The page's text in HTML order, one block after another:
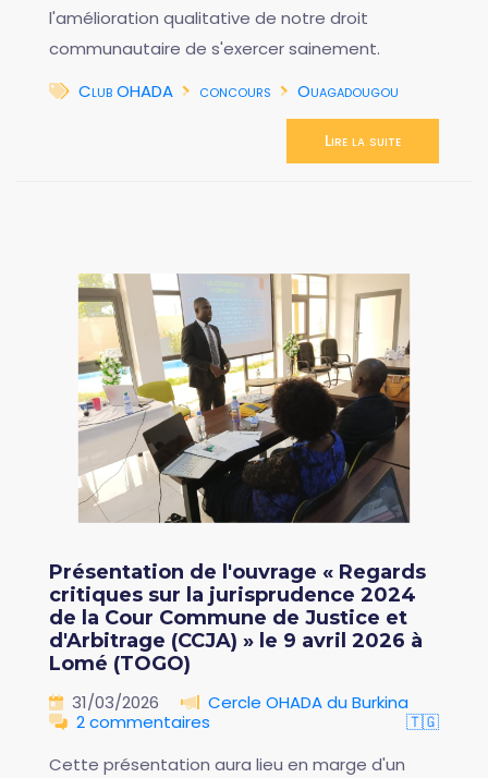
l'amélioration qualitative de notre droit
communautaire de s'exercer sainement.
Club OHADA
concours Ouagadougou
Lire la suite
Présentation de l'ouvrage « Regards
critiques sur la jurisprudence 2024
de la Cour Commune de Justice et
d'Arbitrage (CCJA) » le 9 avril 2026 à
Lomé (TOGO)
31/03/2026
Cercle OHADA du Burkina
2 commentaires
🇹🇬
Cette présentation aura lieu en marge d'un